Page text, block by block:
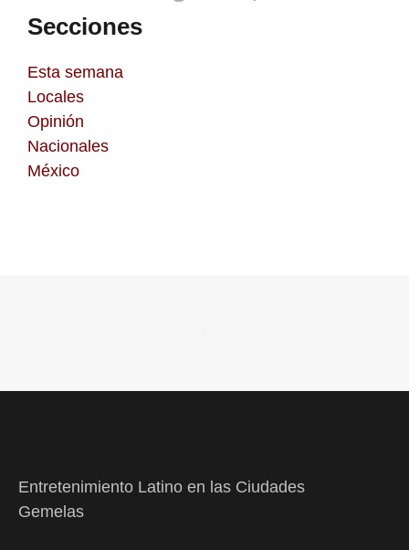
Secciones
Esta semana
Locales
Opinión
Nacionales
México
Entretenimiento Latino en las Ciudades
Gemelas